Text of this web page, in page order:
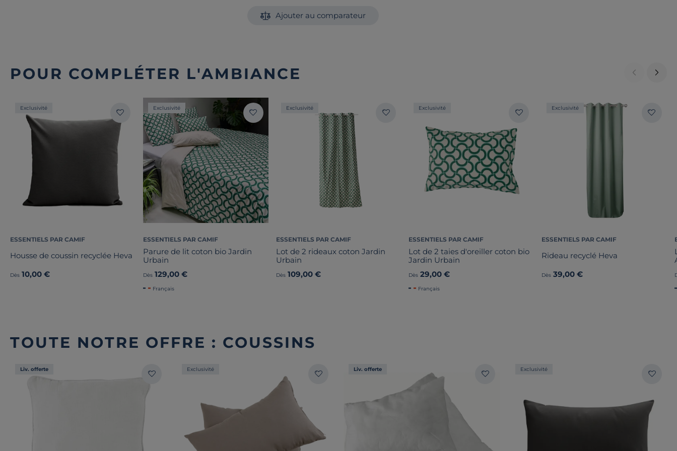
Ajouter au comparateur
POUR COMPLÉTER L'AMBIANCE
Exclusivité
ESSENTIELS PAR CAMIF
Housse de coussin recyclée Heva
Dès 10,00 €
Exclusivité
ESSENTIELS PAR CAMIF
Parure de lit coton bio Jardin
Urbain
Dès 129,00 €
Français
Exclusivité
ESSENTIELS PAR CAMIF
Lot de 2 rideaux coton Jardin
Urbain
Dès 109,00 €
Exclusivité
ESSENTIELS PAR CAMIF
Lot de 2 taies d'oreiller coton bio
Jardin Urbain
Dès 29,00 €
Français
Exclusivité
ESSENTIELS PAR CAMIF
Rideau recyclé Heva
Dès 39,00 €
TOUTE NOTRE OFFRE : COUSSINS
Liv. offerte Exclusivité Liv. offerte Exclusivité